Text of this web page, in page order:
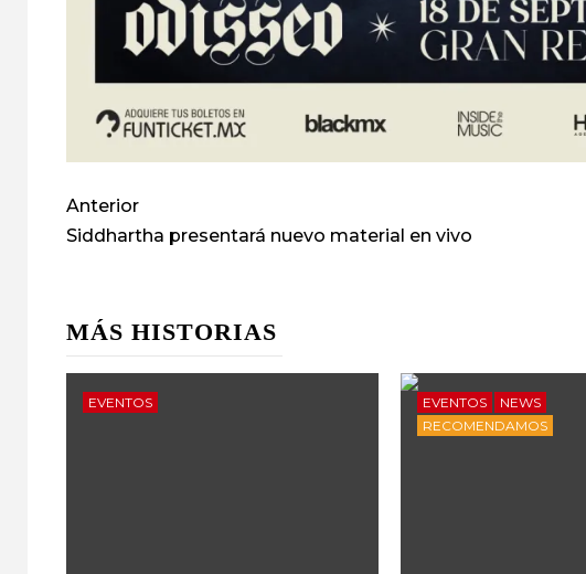
Anterior
Siddhartha presentará nuevo material en vivo
MÁS HISTORIAS
EVENTOS EVENTOS
NEWS
RECOMENDAMOS